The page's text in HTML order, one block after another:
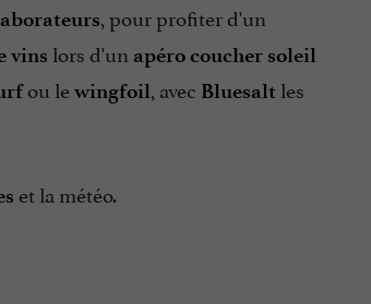
, pour profiter d'un
vins lors d'un apéro coucher soleil
ou lewingfoil, avec Bluesalt les
et la météo.